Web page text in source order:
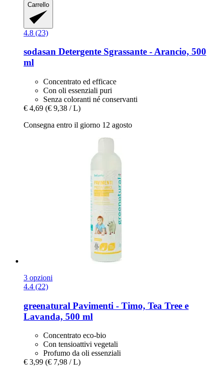
Carrello
4.8 (23)
sodasan Detergente Sgrassante -​ Arancio, 500
ml
Concentrato ed efficace
Con oli essenziali puri
Senza coloranti né conservanti
€ 4,69 (€ 9,38 / L)
Consegna entro il giorno 12 agosto
3 opzioni
4.4 (22)
greenatural Pavimenti -​ Timo, Tea Tree e
Lavanda, 500 ml
Concentrato eco-bio
Con tensioattivi vegetali
Profumo da oli essenziali
€ 3,99 (€ 7,98 / L)